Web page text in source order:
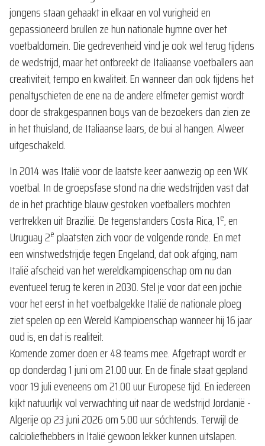
jongens staan gehaakt in elkaar en vol vurigheid en
gepassioneerd brullen ze hun nationale hymne over het
voetbaldomein. Die gedrevenheid vind je ook wel terug tijdens
de wedstrijd, maar het ontbreekt de Italiaanse voetballers aan
creativiteit, tempo en kwaliteit. En wanneer dan ook tijdens het
penaltyschieten de ene na de andere elfmeter gemist wordt
door de strakgespannen boys van de bezoekers dan zien ze
in het thuisland, de Italiaanse laars, de bui al hangen. Alweer
uitgeschakeld.
In 2014 was Italië voor de laatste keer aanwezig op een WK
voetbal. In de groepsfase stond na drie wedstrijden vast dat
de in het prachtige blauw gestoken voetballers mochten
vertrekken uit Brazilië. De tegenstanders Costa Rica, 1e, en
Uruguay 2e plaatsten zich voor de volgende ronde. En met
een winstwedstrijdje tegen Engeland, dat ook afging, nam
Italië afscheid van het wereldkampioenschap om nu dan
eventueel terug te keren in 2030. Stel je voor dat een jochie
voor het eerst in het voetbalgekke Italië de nationale ploeg
ziet spelen op een Wereld Kampioenschap wanneer hij 16 jaar
oud is, en dat is realiteit.
Komende zomer doen er 48 teams mee. Afgetrapt wordt er
op donderdag 1 juni om 21.00 uur. En de finale staat gepland
voor 19 juli eveneens om 21.00 uur Europese tijd. En iedereen
kijkt natuurlijk vol verwachting uit naar de wedstrijd Jordanië -
Algerije op 23 juni 2026 om 5.00 uur sóchtends. Terwijl de
calcioliefhebbers in Italië gewoon lekker kunnen uitslapen.